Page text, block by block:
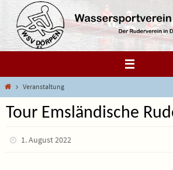
Zum
Inhalt
springen
StartVeranstaltung
Tour Emsländische
1. August 2022